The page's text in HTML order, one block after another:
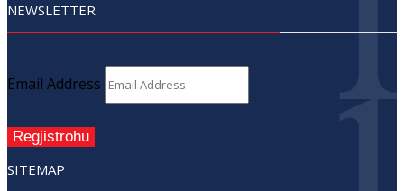
NEWSLETTER
Email Address
Regjistrohu
SITEMAP